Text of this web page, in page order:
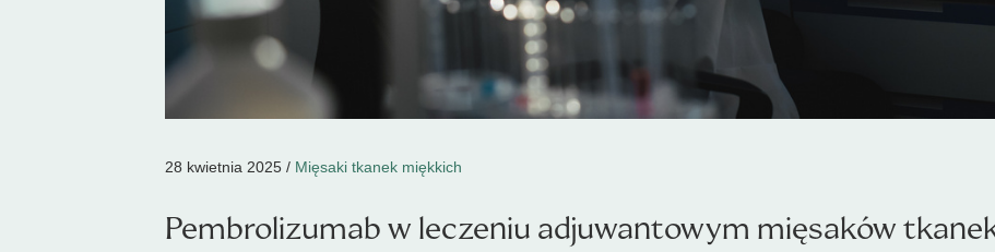
28 kwietnia 2025 / Mięsaki tkanek miękkich
Pembrolizumab w leczeniu adjuwantowym mięsaków